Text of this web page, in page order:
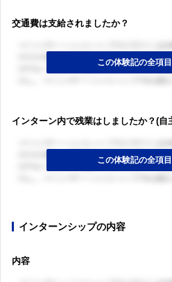
交通費は支給されましたか？
インターン内で残業はしましたか？(
インターンシップの内容
内容